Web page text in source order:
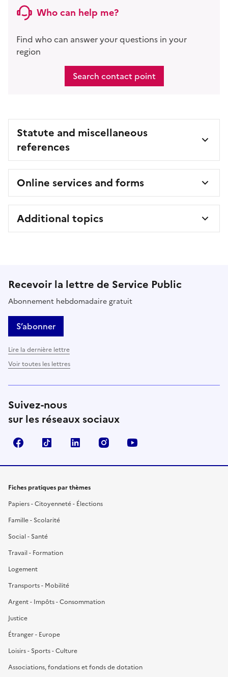
Who can help me?
Find who can answer your questions in your
region
Search contact point
Statute and miscellaneous
references
Online services and forms
Additional topics
Recevoir la lettre de Service Public
Abonnement hebdomadaire gratuit
S’abonner
Lire la dernière lettre
Voir toutes les lettres
Suivez-nous
sur les réseaux sociaux
FacebookTikTok LinkedIn Instagram
Fiches pratiques par thèmes
Papiers - Citoyenneté - Élections
Famille - Scolarité
Social - Santé
Travail - Formation
Logement
Transports - Mobilité
Argent - Impôts - Consommation
Justice
Étranger - Europe
Loisirs - Sports - Culture
Associations, fondations et fonds de dotation